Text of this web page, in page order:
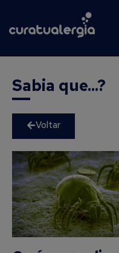
Sabia que...?
Voltar